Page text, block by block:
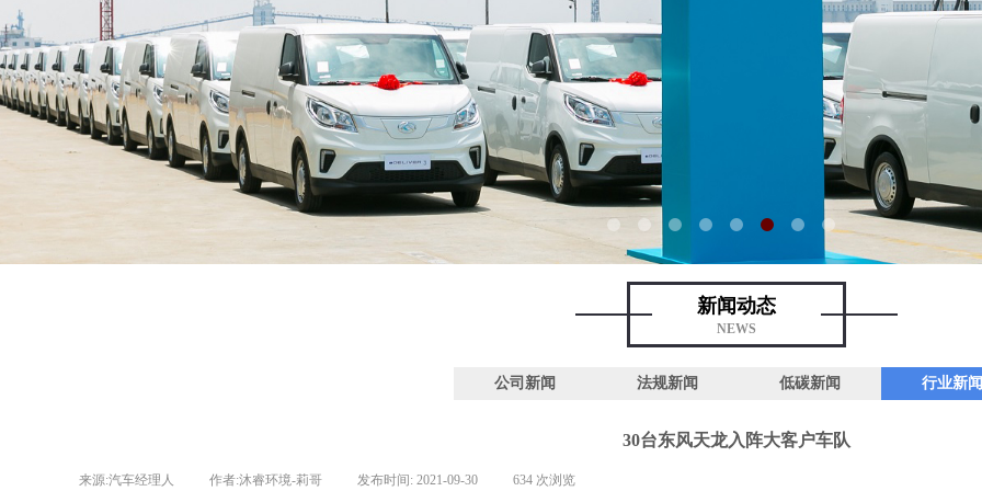
新闻动态
NEWS
公司新闻 法规新闻 低碳新闻 行业新闻
30台东风天龙入阵大客户车队
来源:汽车经理人 作者:沐睿环境-莉哥 发布时间: 2021-09-30 634 次浏览